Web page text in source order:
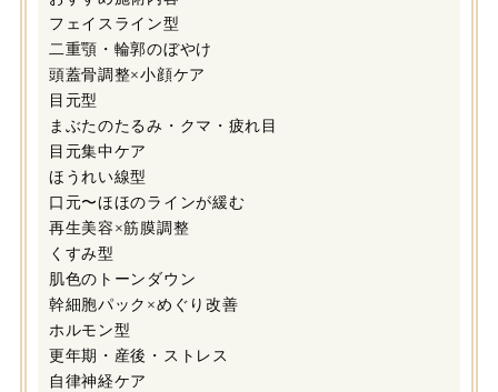
フェイスライン型
二重顎・輪郭のぼやけ
頭蓋骨調整×小顔ケア
目元型
まぶたのたるみ・クマ・疲れ目
目元集中ケア
ほうれい線型
口元〜ほほのラインが緩む
再生美容×筋膜調整
くすみ型
肌色のトーンダウン
幹細胞パック×めぐり改善
ホルモン型
更年期・産後・ストレス
自律神経ケア